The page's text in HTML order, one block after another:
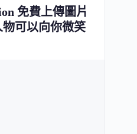
免費上傳圖片
可以向你微笑